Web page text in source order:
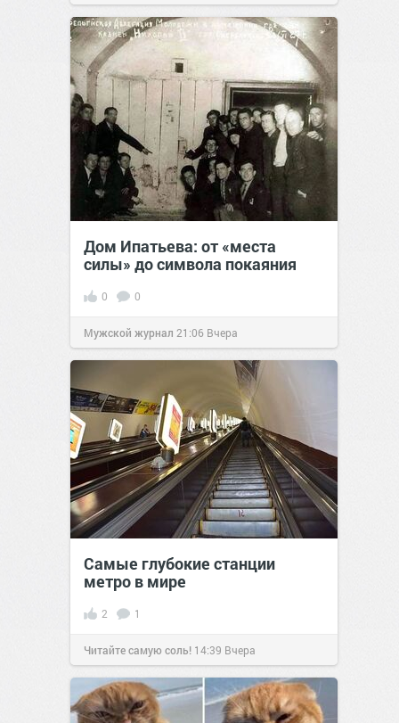
Дом Ипатьева: от «места
силы» до символа покаяния
0 0
Мужской журнал 21:06 Вчера
Самые глубокие станции
метро в мире
2 1
Читайте самую соль! 14:39 Вчера